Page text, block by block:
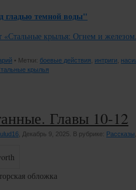
гладью темной воды"
«Стальные крылья: Огнем и
• Метки: боевые действия интриги
крылья
Главы 10-12
, Декабрь 9, 2025. В рубрике: Рассказы
обложка